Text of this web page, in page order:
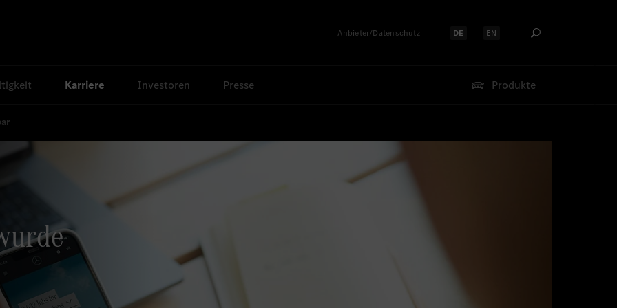
Anbieter/Datenschutz Sprache auswählen:
DE Sprache auswählen:
EN
Karriere Investoren Presse Produkte